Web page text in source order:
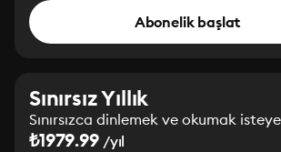
Abonelik başlat
Sınırsız Yıllık
Sınırsızca dinlemek ve okumak
₺1979.99/yıl